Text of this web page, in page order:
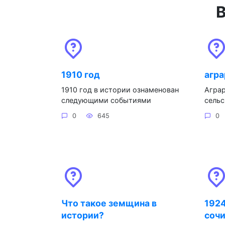
1910 год
1910 год в истории ознаменован
следующими событиями
0 645 0
Что такое земщина в
истории?